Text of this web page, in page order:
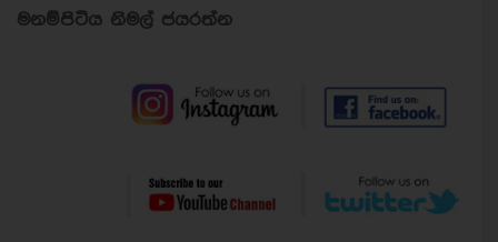
මනම්පිටිය නිමල් ජයරත්න